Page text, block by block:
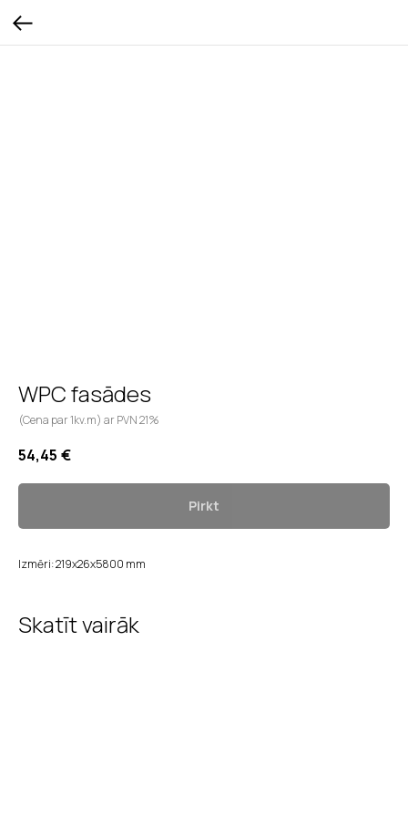
WPC fasādes
(Cena par 1kv.m) ar PVN 21%
54,45 €
Pirkt
Izmēri: 219x26x5800 mm
Skatīt vairāk